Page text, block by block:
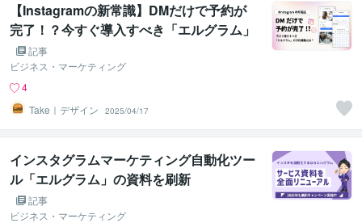
【Instagramの新常識】DMだけで予約が
完了！？今すぐ導入すべき「エルグラム」
の予約機能とは？
記事
ビジネス・マーケティング
4
Take｜デザイン
2025/04/17
インスタグラムマーケティング自動化ツー
ル「エルグラム」の資料を刷新
記事
ビジネス・マーケティング